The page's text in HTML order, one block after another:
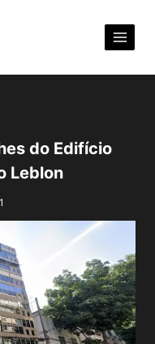
do Edifício
Leblon